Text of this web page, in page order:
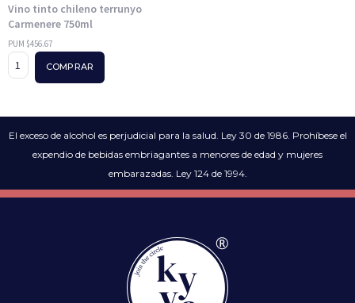
Vino tinto chileno terrunyo
Carmenere 750ml
PUM $456.67
COMPRAR
El exceso de alcohol es perjudicial para la salud. Ley 30 de 1986. Prohíbese el
expendio de bebidas embriagantes a menores de edad y mujeres
embarazadas. Ley 124 de 1994.